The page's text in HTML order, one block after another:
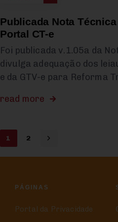
Publicada Nota Técnica
Portal CT-e
Foi publicada v.1.05a da
divulga adequação dos
e da GTV-e para Reforma
read more
1 2
PÁGINAS
Portal da Privacidade